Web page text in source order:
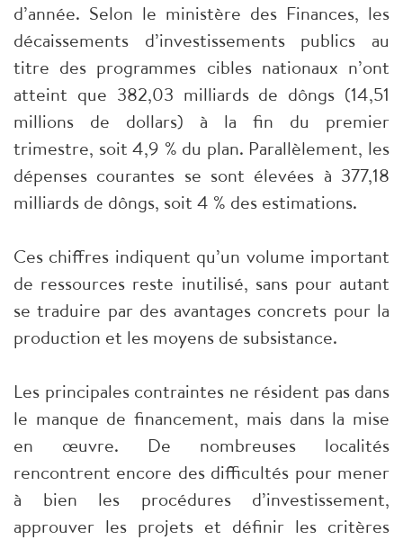
d’année. Selon le ministère des Finances, les
décaissements d’investissements publics au
titre des programmes cibles nationaux n’ont
atteint que 382,03 milliards de dôngs (14,51
millions de dollars) à la fin du premier
trimestre, soit 4,9 % du plan. Parallèlement, les
dépenses courantes se sont élevées à 377,18
milliards de dôngs, soit 4 % des estimations.
Ces chiffres indiquent qu’un volume important
de ressources reste inutilisé, sans pour autant
se traduire par des avantages concrets pour la
production et les moyens de subsistance.
Les principales contraintes ne résident pas dans
le manque de financement, mais dans la mise
en œuvre. De nombreuses localités
rencontrent encore des difficultés pour mener
à bien les procédures d’investissement,
approuver les projets et définir les critères